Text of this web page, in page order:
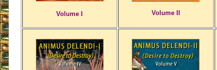
Volume I Volume II